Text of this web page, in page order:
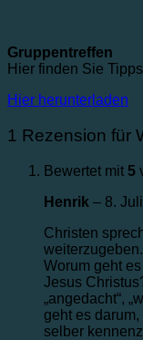
Gruppentreffen
Hier finden Sie
Hier herunterladen
1 Rezension für
Bewertet mit 5
Henrik – 8.
Christen
Worum geht
Jesus
„angedacht“,
geht es
selber